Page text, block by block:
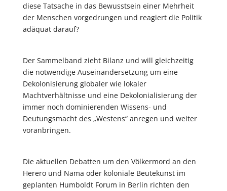
diese Tatsache in das Bewusstsein einer Mehrheit
der Menschen vorgedrungen und reagiert die Politik
adäquat darauf?
Der Sammelband zieht Bilanz und will gleichzeitig
die notwendige Auseinandersetzung um eine
Dekolonisierung globaler wie lokaler
Machtverhältnisse und eine Dekolonialisierung der
immer noch dominierenden Wissens- und
Deutungsmacht des „Westens“ anregen und weiter
voranbringen.
Die aktuellen Debatten um den Völkermord an den
Herero und Nama oder koloniale Beutekunst im
geplanten Humboldt Forum in Berlin richten den